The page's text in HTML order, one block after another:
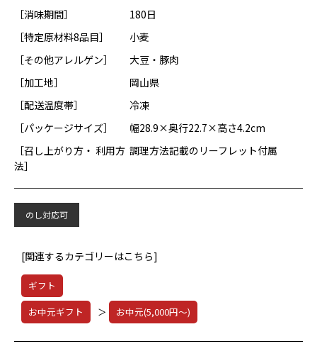
［消味期間］
180日
［特定原材料8品目］
小麦
［その他アレルゲン］
大豆・豚肉
［加工地］
岡山県
［配送温度帯］
冷凍
［パッケージサイズ］
幅28.9×奥行22.7×高さ4.2cm
［召し上がり方・ 利用方
法］
調理方法記載のリーフレット付属
のし対応可
[関連するカテゴリーはこちら]
ギフト
お中元ギフト
＞ お中元(5,000円～)